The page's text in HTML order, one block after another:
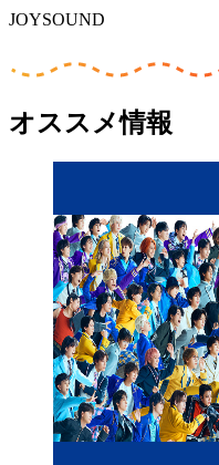
JOYSOUND
オススメ情報